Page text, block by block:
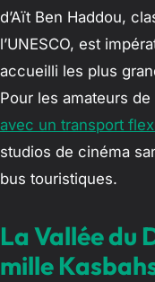
d’Aït Ben Haddou,
l’UNESCO, est
accueilli les plus
Pour les amateurs
avec un transport
studios de cinéma
bus touristiques.
La Vallée du
mille